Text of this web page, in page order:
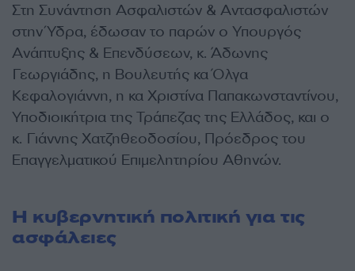
Στη Συνάντηση Ασφαλιστών & Αντασφαλιστών
στην Ύδρα, έδωσαν το παρών ο Υπουργός
Ανάπτυξης & Επενδύσεων, κ. Άδωνης
Γεωργιάδης, η Βουλευτής κα Όλγα
Κεφαλογιάννη, η κα Χριστίνα Παπακωνσταντίνου,
Υποδιοικήτρια της Τράπεζας της Ελλάδος, και ο
κ. Γιάννης Χατζηθεοδοσίου, Πρόεδρος του
Επαγγελματικού Επιμελητηρίου Αθηνών.
Η κυβερνητική πολιτική για τις
ασφάλειες